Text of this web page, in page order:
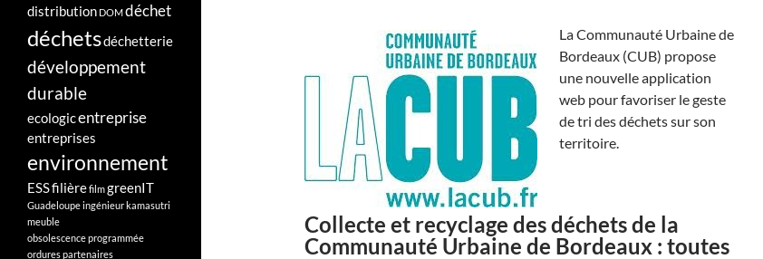
La Communauté Urbaine de
Bordeaux (CUB) propose
une nouvelle application
web pour favoriser le geste
de tri des déchets sur son
territoire.
Collecte et recyclage des déchets de la
Communauté Urbaine de Bordeaux : toutes
distribution DOMdéchet
déchetsdéchetterie
développement
durable
ecologicentreprise
entreprises
environnement
ESSfilièrefilmgreenIT
Guadeloupeingénieurkamasutri
meuble
obsolescence programmée
ordurespartenaires